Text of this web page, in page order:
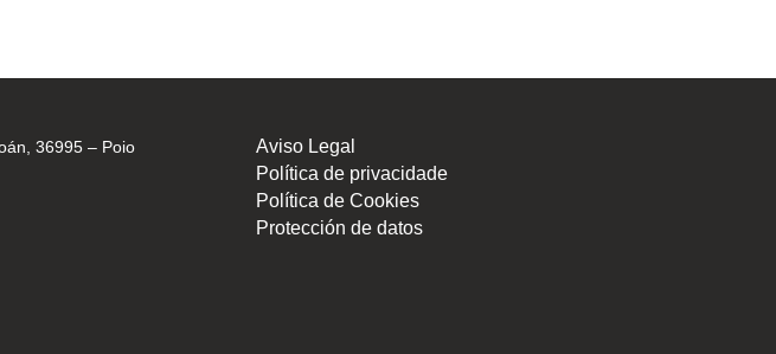
36995 – Poio
Aviso Legal
Política de privacidade
Política de Cookies
Protección de datos